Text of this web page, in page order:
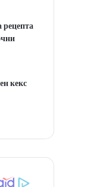
рецепта
кекс